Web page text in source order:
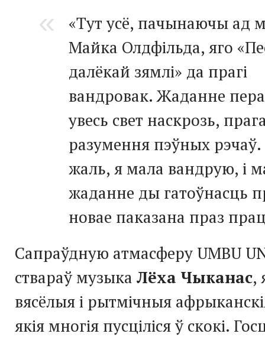
«Тут усё, пачынаючы ад
Майка Олдфільда, яго
далёкай зямлі» да прагі
вандровак. Жаданне
увесь свет наскрозь,
разумення пэўных
жаль, я мала вандрую, і
жаданне ды гатоўнасць
новае паказана праз
Сапраўдную атмасферу UMBU
ствараў музыка Лёха Чыканас,
вясёлыя і рытмічныя
якія многія пусціліся ў скокі.